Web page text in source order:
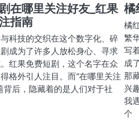
在哪里关注好友_红果
指南
科技的交织在这个数字化、碎
成为了许多人放松身心、寻求
红果免费短剧，这个名字在众
格外引人注目。而“在哪里关注
背后，隐藏着的是人们对于社
橘
橘
繁
写
成
那
兴
我
个